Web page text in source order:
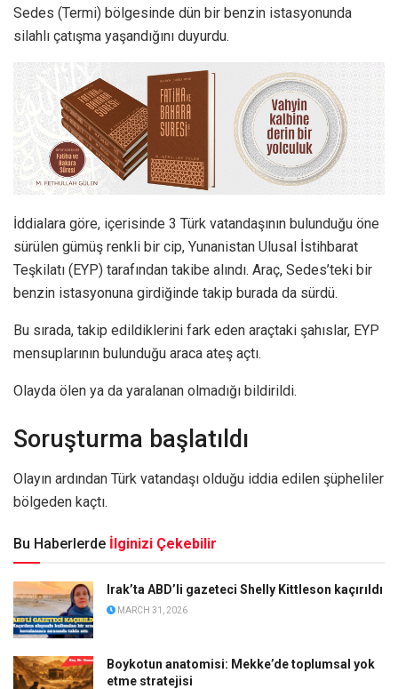
Sedes (Termi) bölgesinde dün bir benzin istasyonunda
silahlı çatışma yaşandığını duyurdu.
İddialara göre, içerisinde 3 Türk vatandaşının bulunduğu öne
sürülen gümüş renkli bir cip, Yunanistan Ulusal İstihbarat
Teşkilatı (EYP) tarafından takibe alındı. Araç, Sedes’teki bir
benzin istasyonuna girdiğinde takip burada da sürdü.
Bu sırada, takip edildiklerini fark eden araçtaki şahıslar, EYP
mensuplarının bulunduğu araca ateş açtı.
Olayda ölen ya da yaralanan olmadığı bildirildi.
Soruşturma başlatıldı
Olayın ardından Türk vatandaşı olduğu iddia edilen şüpheliler
bölgeden kaçtı.
Bu Haberlerde İlginizi Çekebilir
Irak’ta ABD’li gazeteci Shelly Kittleson kaçırıldı
MARCH 31, 2026
Boykotun anatomisi: Mekke’de toplumsal yok
etme stratejisi